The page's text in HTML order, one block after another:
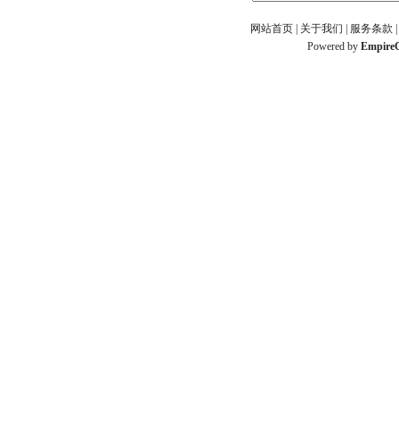
网站首页 关于我们 服务条款
Powered by